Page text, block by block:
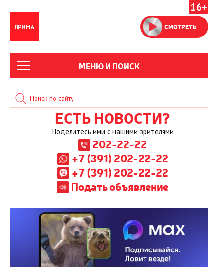
16+
СМОТРЕТЬ
МЕНЮ И ПОИСК
ЕСТЬ НОВОСТИ?
Поделитесь ими с нашими зрителями
202-22-22
+7 (391) 202-22-22
+7 (391) 202-22-22
Подать объявление